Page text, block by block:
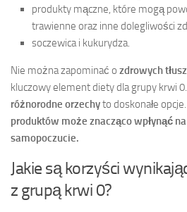
produkty mączne, które mogą
trawienne oraz inne dolegliwości
soczewica i kukurydza.
Nie można zapominać o zdrowych
kluczowy element diety dla grupy krwi 0.
różnorodne orzechyto doskonałe opcje.
produktów może znacząco wpłynąć
samopoczucie.
Jakie są korzyści
z grupą krwi 0?